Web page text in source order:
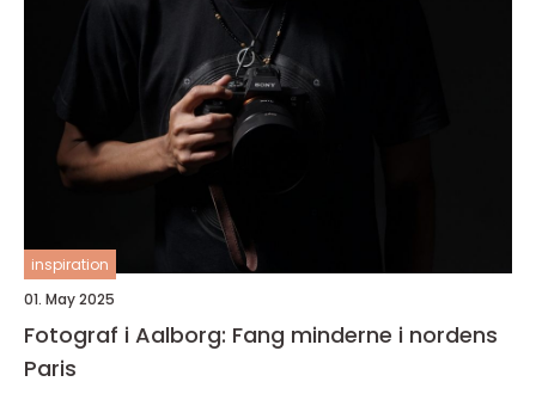
inspiration
01. May 2025
Fotograf i Aalborg: Fang minderne i nordens
Paris